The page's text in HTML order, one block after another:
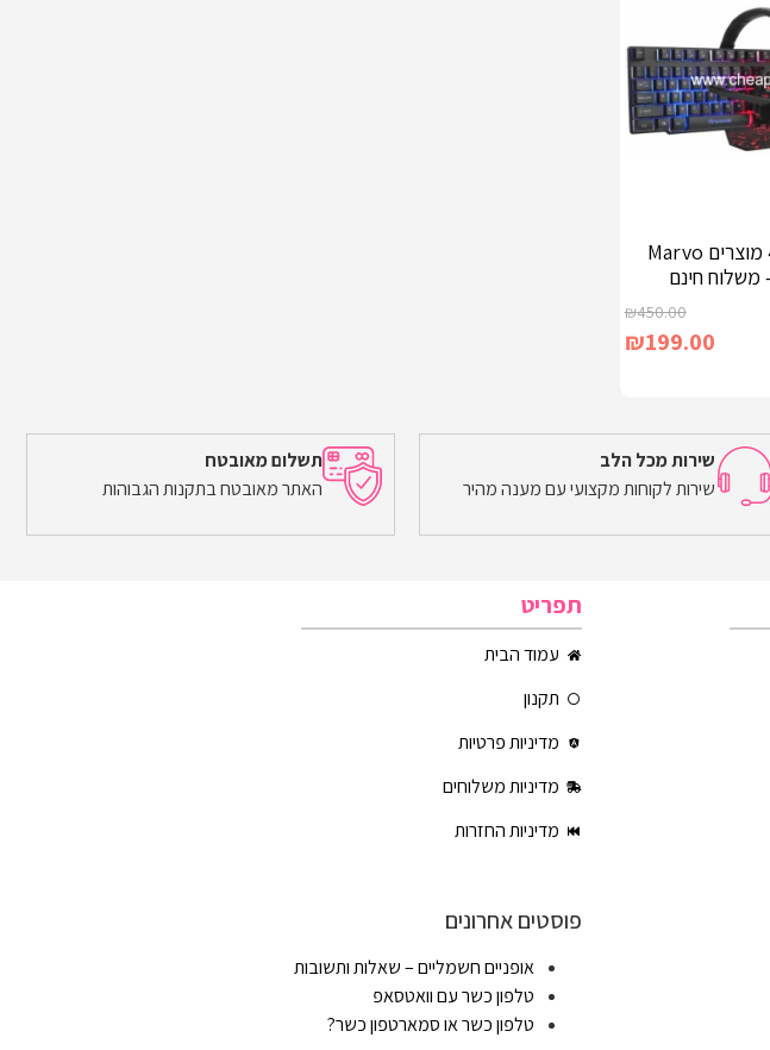
ערכת גיימינג 4 מוצרים Marvo
₪450.00
₪199.00
שירות מכל הלב
שירות לקוחות מקצועי עם מענה מהיר
תשלום מאובטח
האתר מאובטח בתקנות הגבוהות
תפריט
עמוד הבית
תקנון
מדיניות פרטיות
מדיניות משלוחים
מדיניות החזרות
פוסטים אחרונים
אופניים חשמליים – שאלות ותשובות
טלפון כשר עם וואטסאפ
טלפון כשר או סמארטפון כשר?